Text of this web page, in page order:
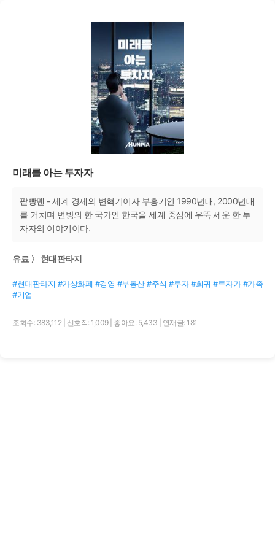
미래를 아는 투자자
팥빵맨 - 세계 경제의 변혁기이자 부흥기인 1990년대, 2000년대
를 거치며 변방의 한 국가인 한국을 세계 중심에 우뚝 세운 한 투
자자의 이야기이다.
유료 〉 현대판타지
#현대판타지 #가상화폐 #경영 #부동산 #주식 #투자 #회귀 #투자가 #가족
#기업
조회수: 383,112 선호작: 1,009 좋아요: 5,433 연재글: 181